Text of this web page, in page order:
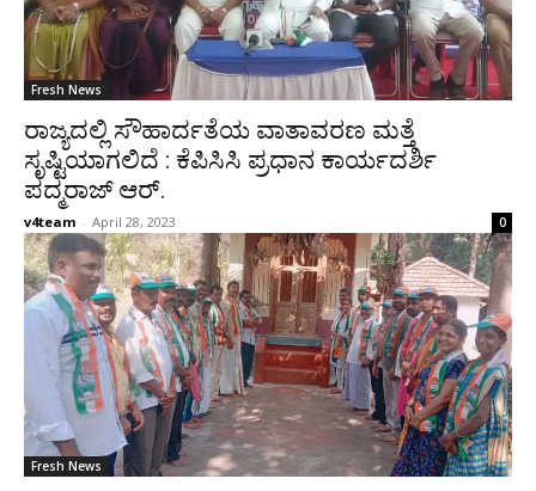
Fresh News
ರಾಜ್ಯದಲ್ಲಿ ಸೌಹಾರ್ದತೆಯ ವಾತಾವರಣ ಮತ್ತೆ
ಸೃಷ್ಟಿಯಾಗಲಿದೆ : ಕೆಪಿಸಿಸಿ ಪ್ರಧಾನ ಕಾರ್ಯದರ್ಶಿ
ಪದ್ಮರಾಜ್ ಆರ್.
v4team - April 28, 2023 0
Fresh News